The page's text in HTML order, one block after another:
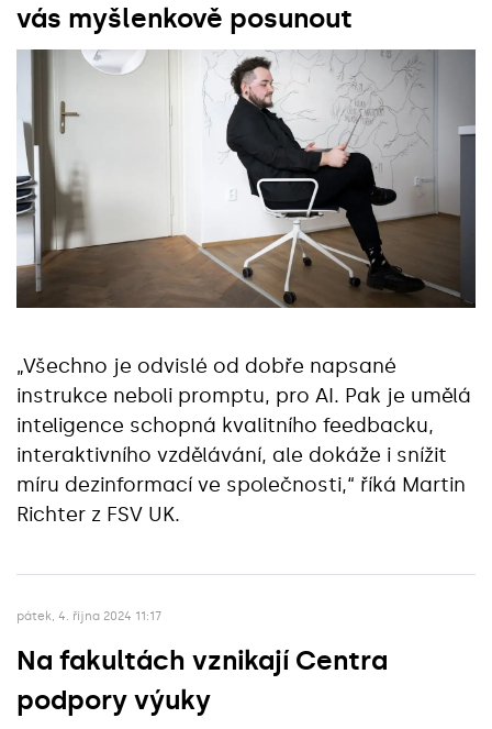
vás myšlenkově posunout
„Všechno je odvislé od dobře napsané
instrukce neboli promptu, pro AI. Pak je umělá
inteligence schopná kvalitního feedbacku,
interaktivního vzdělávání, ale dokáže i snížit
míru dezinformací ve společnosti,“ říká Martin
Richter z FSV UK.
pátek, 4. října 2024 11:17
Na fakultách vznikají Centra
podpory výuky